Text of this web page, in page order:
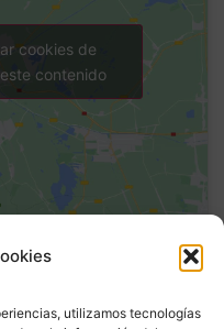
utilizamos tecnologías
cookies de
contenido